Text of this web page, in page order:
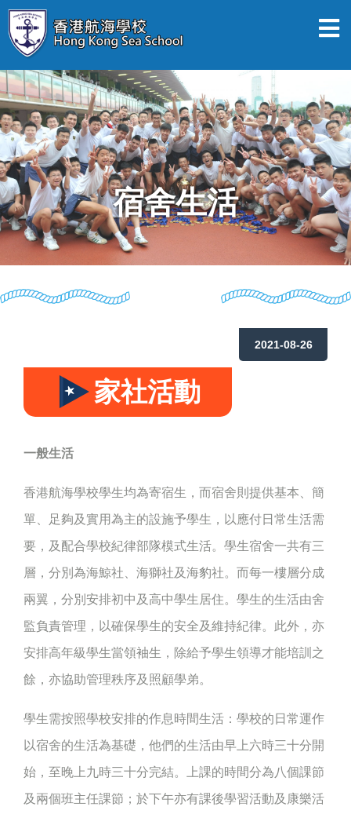
宿舍生活
2021-08-26
家社活動
一般生活
香港航海學校學生均為寄宿生，而宿舍則提供基本、簡
單、足夠及實用為主的設施予學生，以應付日常生活需
要，及配合學校紀律部隊模式生活。學生宿舍一共有三
層，分別為海鯨社、海獅社及海豹社。而每一樓層分成
兩翼，分別安排初中及高中學生居住。學生的生活由舍
監負責管理，以確保學生的安全及維持紀律。此外，亦
安排高年級學生當領袖生，除給予學生領導才能培訓之
餘，亦協助管理秩序及照顧學弟。
學生需按照學校安排的作息時間生活：學校的日常運作
以宿舍的生活為基礎，他們的生活由早上六時三十分開
始，至晚上九時三十分完結。上課的時間分為八個課節
及兩個班主任課節；於下午亦有課後學習活動及康樂活